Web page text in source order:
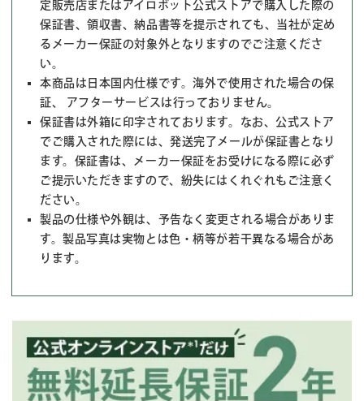
定販売店またはアイロボット公式ストアで購入した際の
保証書、領収書、納品書等を提示されても、当社が定め
るメーカー保証の対象外となりますのでご注意くださ
い。
本商品は日本国内仕様です。海外で使用された場合の保
証、 アフターサービスは行っておりません。
保証書は外箱に印字されております。なお、公式ストア
でご購入された際には、発送完了メールが保証書となり
ます。保証書は、メーカー保証をお受けになる際に必ず
ご提示いただきますので、紛失にはくれぐれもご注意く
ださい。
製品の仕様や外観は、予告なく変更される場合がありま
す。製品写真は実物とは色・柄等が若干異なる場合があ
ります。